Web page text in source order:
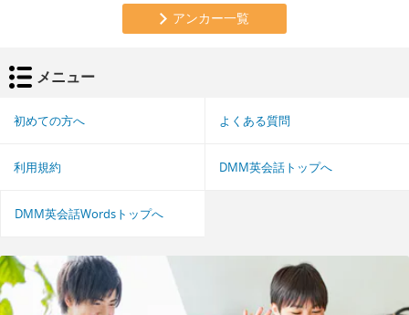
アンカー一覧
メニュー
初めての方へ よくある質問
利用規約 DMM英会話トップへ
DMM英会話Wordsトップへ